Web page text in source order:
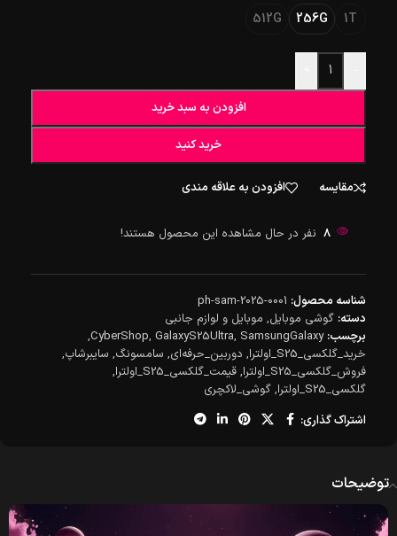
1T
256G
512G
افزودن به سبد خرید
خرید کنید
مقایسه افزودن به علاقه مندی
8 نفر در حال مشاهده این محصول هستند!
شناسه محصول: ph-sam-2025-0001
دسته: گوشی موبایل, موبایل و لوازم جانبی
برچسب:
CyberShop, GalaxyS25Ultra, SamsungGalaxy
,
خرید_گلکسی_S25_اولترا
, دوربین_حرفه‌ای, سامسونگ, سایبرشاپ,
فروش_گلکسی_S25_اولترا
, قیمت_گلکسی_S25_اولترا
,
گلکسی_S25_اولترا
, گوشی_لاکچری
اشتراک گذاری:
توضیحات